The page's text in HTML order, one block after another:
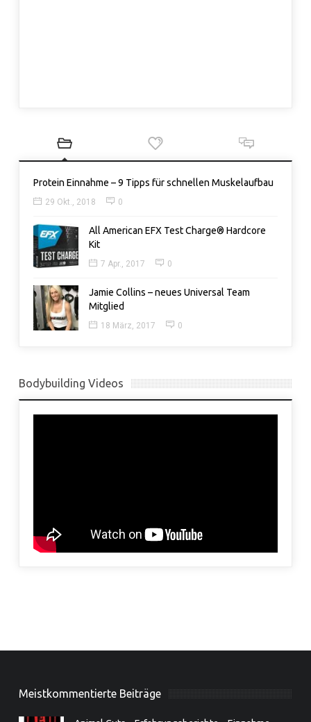
Protein Einnahme – 9 Tipps für schnellen Muskelaufbau
29 Okt., 2018 0
All American EFX Test Charge® Hardcore
Kit
7 Apr., 2017 0
Jamie Collins – neues Universal Team
Mitglied
18 März, 2017 0
Bodybuilding Videos
Meistkommentierte Beiträge